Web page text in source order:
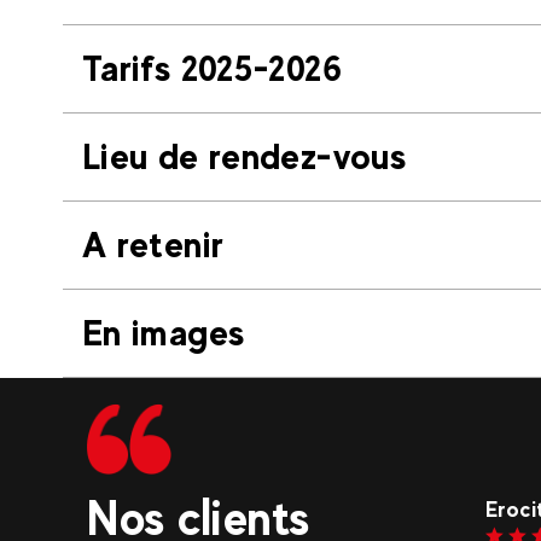
Tarifs 2025-2026
Lieu de rendez-vous
A retenir
En images
Nos clients